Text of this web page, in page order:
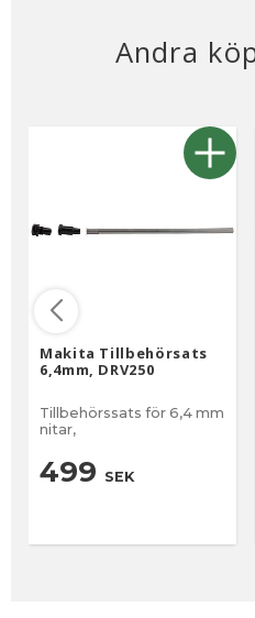
Andra
Makita Tillbehörsats
6,4mm, DRV250
Tillbehörssats för 6,4 mm
nitar,
499 SEK